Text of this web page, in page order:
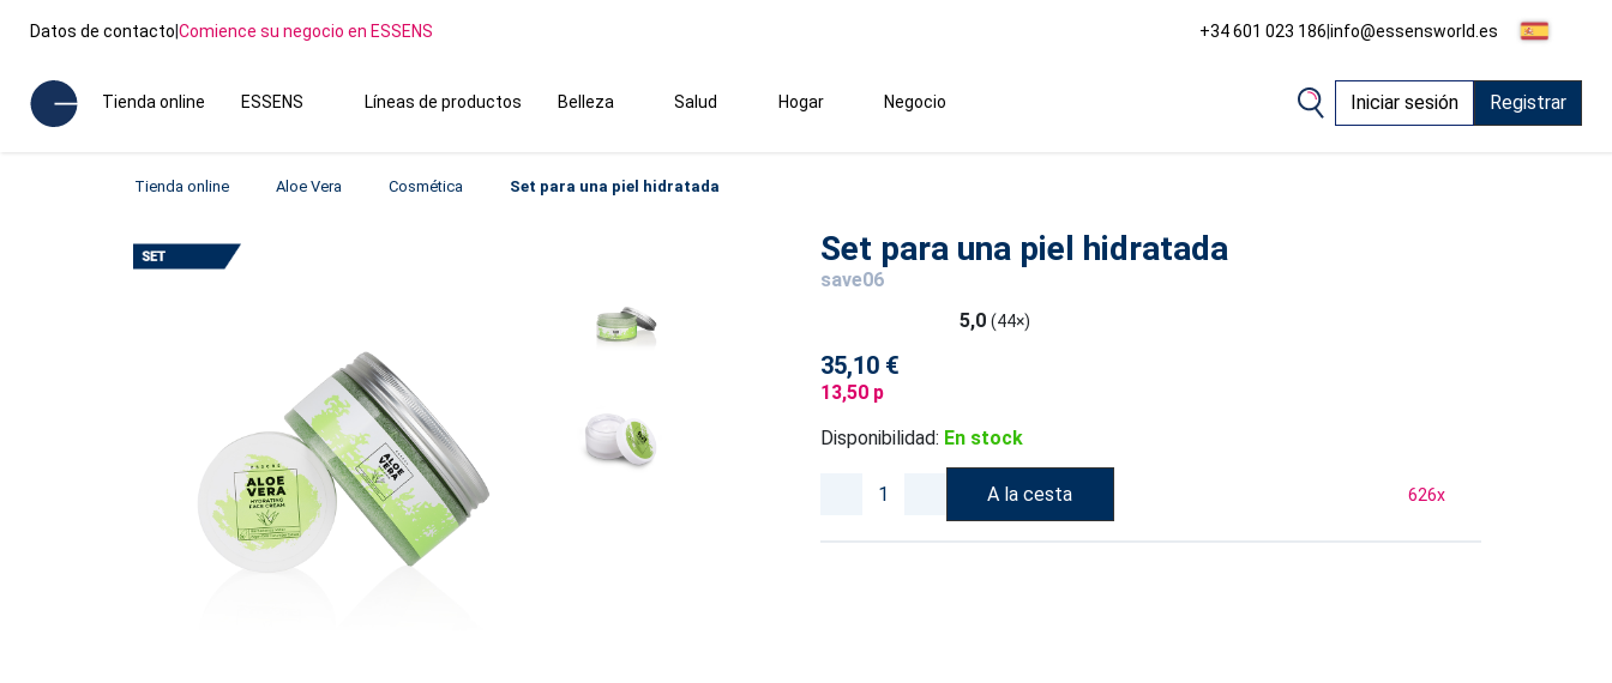
Datos de contacto|Comience su negocio en ESSENS +34 601 023 186|info@essensworld.es
Tienda online ESSENS Líneas de productos Belleza Salud Hogar Negocio Iniciar sesión Registrar
Tienda online Aloe Vera Cosmética Set para una piel hidratada
Set para una piel hidratada
save06
5,0 (44×)
35,10 €
13,50 p
Disponibilidad: En stock
A la cesta 626x